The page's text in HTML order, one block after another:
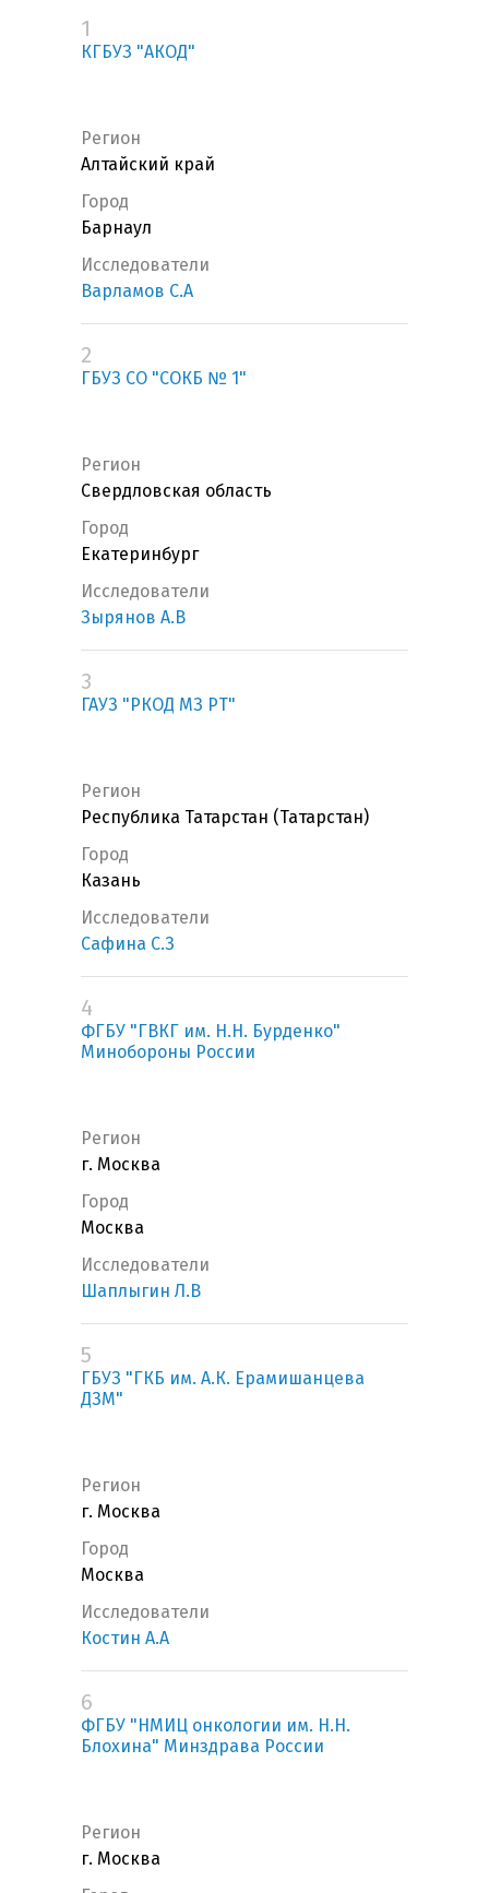
1
КГБУЗ "АКОД"
Регион
Алтайский край
Город
Барнаул
Исследователи
Варламов С.А
2
ГБУЗ СО "СОКБ № 1"
Регион
Свердловская область
Город
Екатеринбург
Исследователи
Зырянов А.В
3
ГАУЗ "РКОД МЗ РТ"
Регион
Республика Татарстан (Татарстан)
Город
Казань
Исследователи
Сафина С.З
4
ФГБУ "ГВКГ им. Н.Н. Бурденко"
Минобороны России
Регион
г. Москва
Город
Москва
Исследователи
Шаплыгин Л.В
5
ГБУЗ "ГКБ им. А.К. Ерамишанцева
ДЗМ"
Регион
г. Москва
Город
Москва
Исследователи
Костин А.А
6
ФГБУ "НМИЦ онкологии им. Н.Н.
Блохина" Минздрава России
Регион
г. Москва